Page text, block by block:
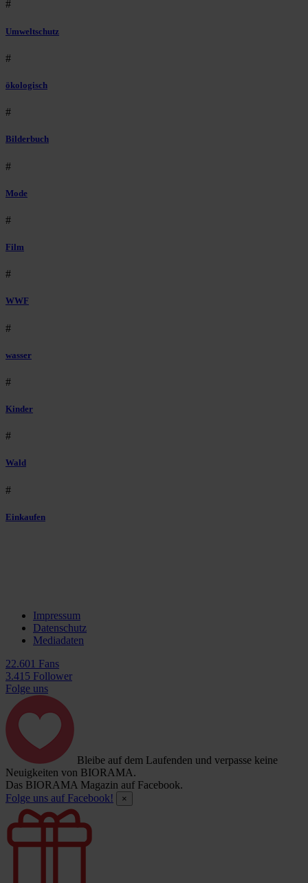
#
Umweltschutz
#
ökologisch
#
Bilderbuch
#
Mode
#
Film
#
WWF
#
wasser
#
Kinder
#
Wald
#
Einkaufen
Impressum
Datenschutz
Mediadaten
22.601 Fans
3.415 Follower
Folge uns
Bleibe auf dem Laufenden und verpasse keine
Neuigkeiten von BIORAMA.
Das BIORAMA Magazin auf Facebook.
Folge uns auf Facebook!
×